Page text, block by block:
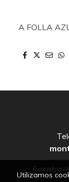
A FOLLA
Utilizamos